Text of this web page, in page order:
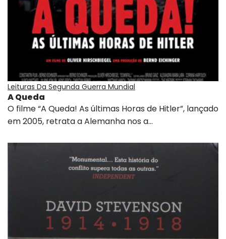
Leituras Da Segunda Guerra Mundial
A Queda
O filme “A Queda! As últimas Horas de Hitler”, lançado
em 2005, retrata a Alemanha nos a…